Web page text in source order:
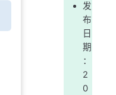
发
布
日
期
：
2
0